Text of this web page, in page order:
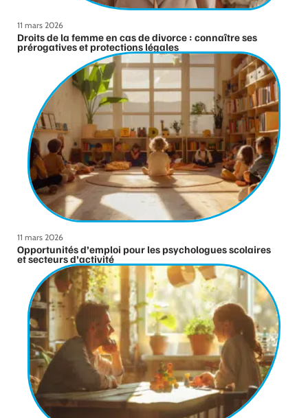
11 mars 2026
Droits de la femme en cas de divorce : connaître ses
prérogatives et protections légales
11 mars 2026
Opportunités d’emploi pour les psychologues scolaires
et secteurs d’activité